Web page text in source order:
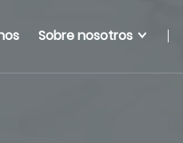
Sobre nosotros